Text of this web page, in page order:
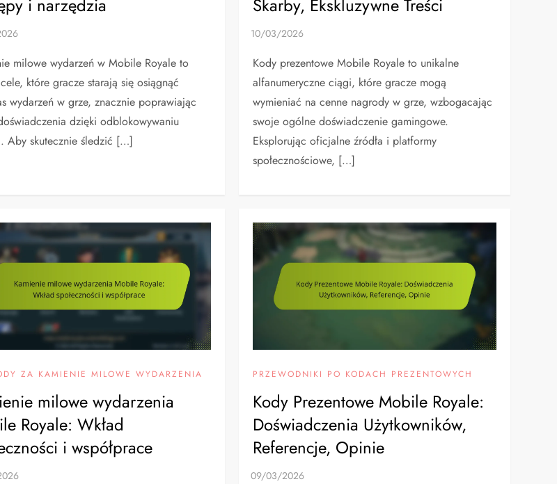
i narzędzia
milowe wydarzeń w Mobile Royale to
które gracze starają się osiągnąć
wydarzeń w grze, znacznie poprawiając
dzięki odblokowywaniu
Aby skutecznie śledzić […]
Skarby, Ekskluzywne Treści
Kody prezentowe Mobile Royale to unikalne
alfanumeryczne ciągi, które gracze mogą
wymieniać na cenne nagrody w grze, wzbogacając
swoje ogólne doświadczenie gamingowe.
Eksplorując oficjalne źródła i platformy
społecznościowe, […]
ZA KAMIENIE MILOWE WYDARZENIA
milowe wydarzenia
Royale: Wkład
i współprace
PRZEWODNIKI PO KODACH PREZENTOWYCH
Kody Prezentowe Mobile Royale:
Doświadczenia Użytkowników,
Referencje, Opinie